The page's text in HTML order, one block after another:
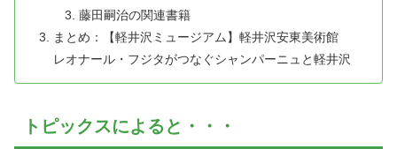
藤田嗣治の関連書籍
まとめ：【軽井沢ミュージアム】軽井沢安東美術館
レオナール・フジタがつなぐシャンパーニュと軽井沢
トピックスによると・・・